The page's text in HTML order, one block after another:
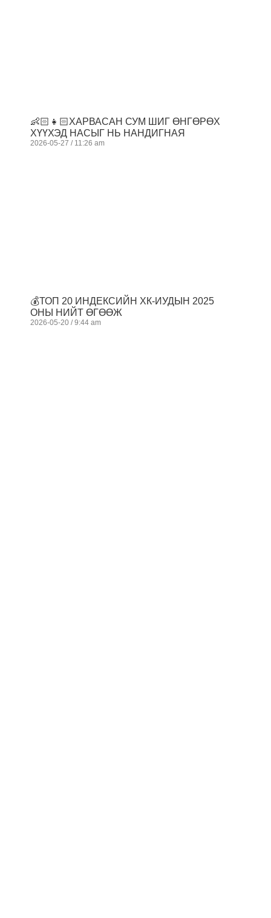
👶🏻👧🏻ХАРВАСАН СУМ ШИГ ӨНГӨРӨХ
ХҮҮХЭД НАСЫГ НЬ НАНДИГНАЯ
2026-05-27 11:26 am
💰ТОП 20 ИНДЕКСИЙН ХК-ИУДЫН 2025
ОНЫ НИЙТ ӨГӨӨЖ
2026-05-20 9:44 am